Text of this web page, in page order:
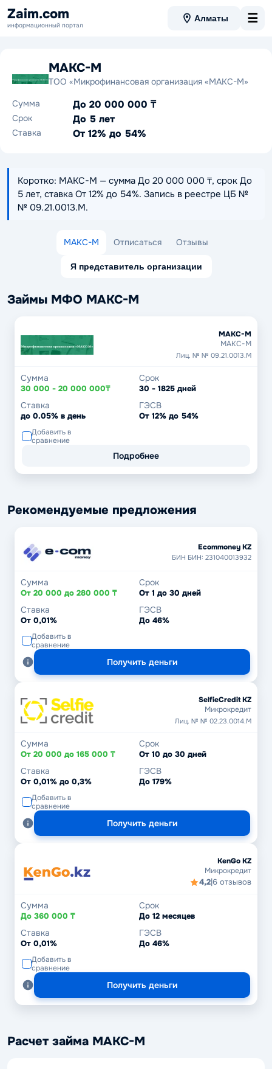
Zaim.com
информационный портал
Алматы ☰
МАКС-М
ТОО «Микрофинансовая организация «МАКС-М»
Сумма
До 20 000 000 ₸
Срок До 5 лет
Ставка От 12% до 54%
Коротко: МАКС-М — сумма До 20 000 000 ₸, срок До
5 лет, ставка От 12% до 54%. Запись в реестре ЦБ №
№ 09.21.0013.М.
МАКС-М Отписаться Отзывы
Я представитель организации
Займы МФО МАКС-М
МАКС-М
МАКС-М
Лиц. № № 09.21.0013.М
Сумма
30 000 - 20 000 000₸
Срок
30 - 1825 дней
Ставка
до 0.05% в день
ГЭСВ
От 12% до 54%
Добавить в
сравнение
Подробнее
Рекомендуемые предложения
Ecommoney KZ
БИН БИН: 231040013932
Сумма
От 20 000 до 280 000 ₸
Срок
От 1 до 30 дней
Ставка
От 0,01%
ГЭСВ
До 46%
Добавить в
сравнение
Получить деньги
SelfieCredit KZ
Микрокредит
Лиц. № № 02.23.0014.М
Сумма
От 20 000 до 165 000 ₸
Срок
От 10 до 30 дней
Ставка
От 0,01% до 0,3%
ГЭСВ
До 179%
Добавить в
сравнение
Получить деньги
KenGo KZ
Микрокредит
4,2|6 отзывов
Сумма
До 360 000 ₸
Срок
До 12 месяцев
Ставка
От 0,01%
ГЭСВ
До 46%
Добавить в
сравнение
Получить деньги
Расчет займа МАКС-М